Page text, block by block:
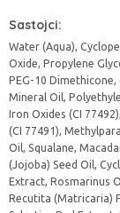
Sastojci:
Water (Aqua),
Oxide, Propylene
PEG-10
Mineral Oil,
Iron Oxides (CI
(CI 77491),
Oil, Squalane,
(Jojoba) Seed Oil,
Extract, Rosmarinus
Recutita (Matricaria)